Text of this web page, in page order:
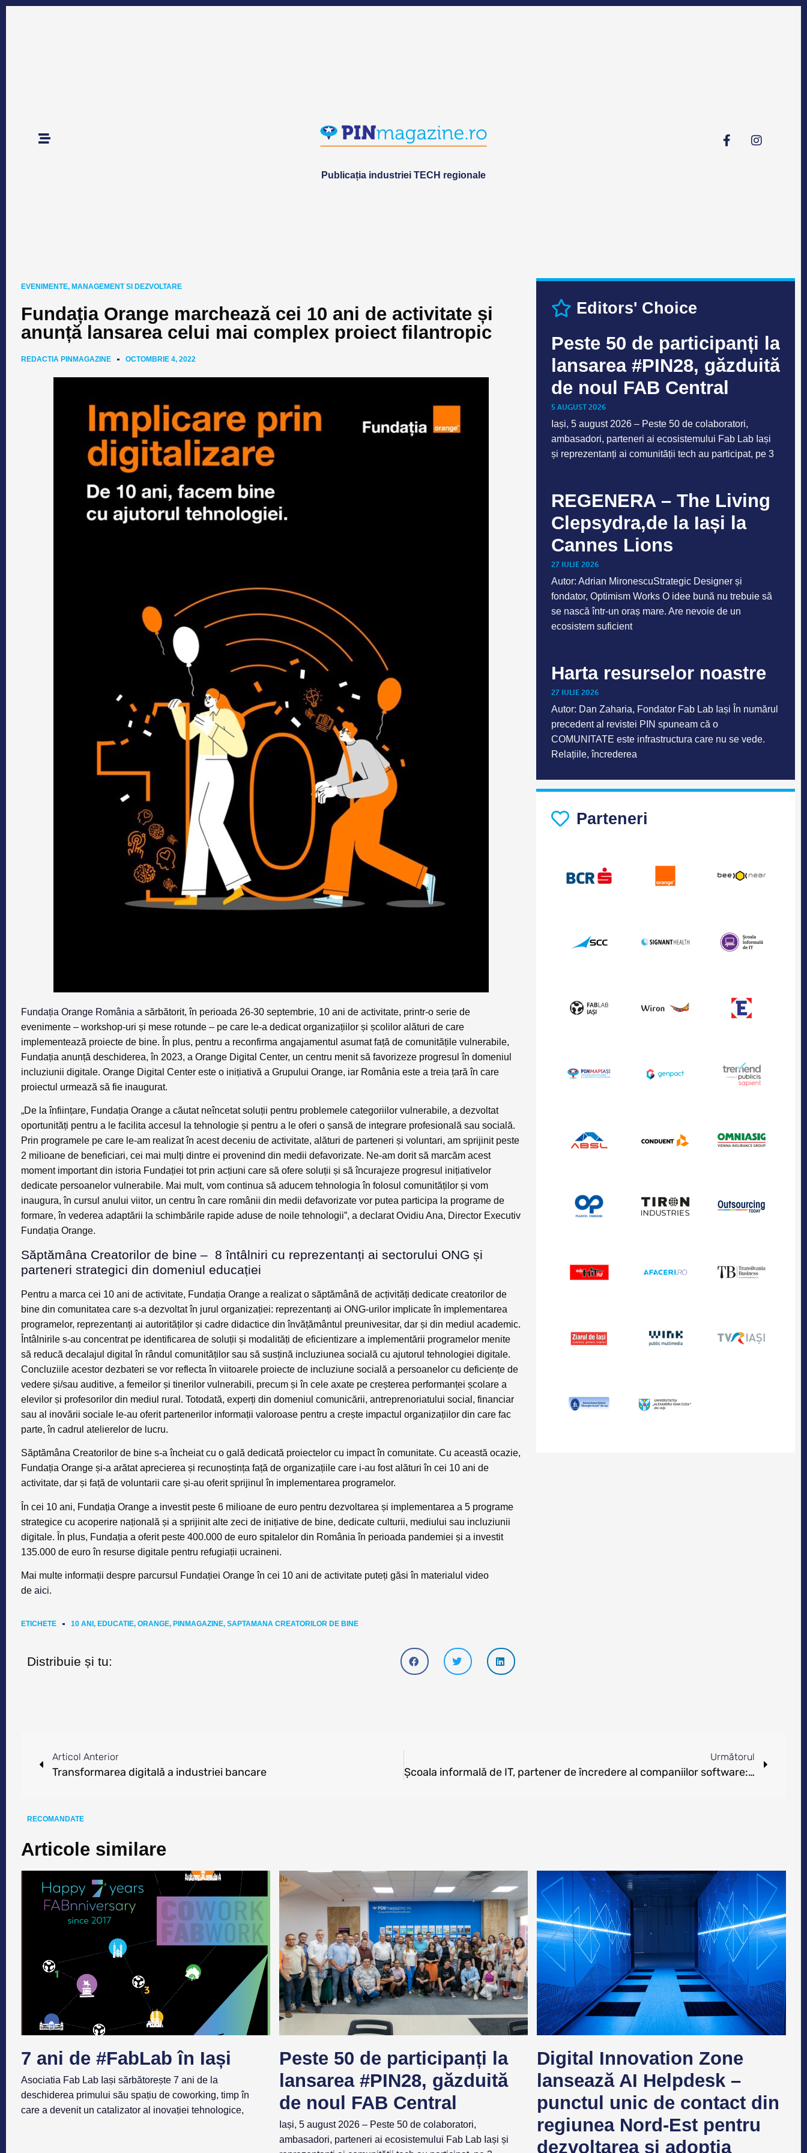
Publicația industriei TECH regionale
EVENIMENTE, MANAGEMENT SI DEZVOLTARE
Fundația Orange marchează cei 10 ani de activitate și
anunță lansarea celui mai complex proiect filantropic
REDACTIA PINMAGAZINE OCTOMBRIE 4, 2022
Fundația Orange România a sărbătorit, în perioada 26-30 septembrie, 10 ani de activitate, printr-o serie de
evenimente – workshop-uri și mese rotunde – pe care le-a dedicat organizațiilor și școlilor alături de care
implementează proiecte de bine. În plus, pentru a reconfirma angajamentul asumat față de comunitățile vulnerabile,
Fundația anunță deschiderea, în 2023, a Orange Digital Center, un centru menit să favorizeze progresul în domeniul
incluziunii digitale. Orange Digital Center este o inițiativă a Grupului Orange, iar România este a treia țară în care
proiectul urmează să fie inaugurat.
„De la înființare, Fundația Orange a căutat neîncetat soluții pentru problemele categoriilor vulnerabile, a dezvoltat
oportunități pentru a le facilita accesul la tehnologie și pentru a le oferi o șansă de integrare profesională sau socială.
Prin programele pe care le-am realizat în acest deceniu de activitate, alături de parteneri și voluntari, am sprijinit peste
2 milioane de beneficiari, cei mai mulți dintre ei provenind din medii defavorizate. Ne-am dorit să marcăm acest
moment important din istoria Fundației tot prin acțiuni care să ofere soluții și să încurajeze progresul inițiativelor
dedicate persoanelor vulnerabile. Mai mult, vom continua să aducem tehnologia în folosul comunităților și vom
inaugura, în cursul anului viitor, un centru în care românii din medii defavorizate vor putea participa la programe de
formare, în vederea adaptării la schimbările rapide aduse de noile tehnologii”, a declarat Ovidiu Ana, Director Executiv
Fundația Orange.
Săptămâna Creatorilor de bine – 8 întâlniri cu reprezentanți ai sectorului ONG și
parteneri strategici din domeniul educației
Pentru a marca cei 10 ani de activitate, Fundația Orange a realizat o săptămână de acțivități dedicate creatorilor de
bine din comunitatea care s-a dezvoltat în jurul organizației: reprezentanți ai ONG-urilor implicate în implementarea
programelor, reprezentanți ai autorităților și cadre didactice din învățământul preunivesitar, dar și din mediul academic.
Întâlnirile s-au concentrat pe identificarea de soluții și modalități de eficientizare a implementării programelor menite
să reducă decalajul digital în rândul comunităților sau să susțină incluziunea socială cu ajutorul tehnologiei digitale.
Concluziile acestor dezbateri se vor reflecta în viitoarele proiecte de incluziune socială a persoanelor cu deficiențe de
vedere și/sau auditive, a femeilor și tinerilor vulnerabili, precum și în cele axate pe creșterea performanței școlare a
elevilor și profesorilor din mediul rural. Totodată, experți din domeniul comunicării, antreprenoriatului social, financiar
sau al inovării sociale le-au oferit partenerilor informații valoroase pentru a crește impactul organizațiilor din care fac
parte, în cadrul atelierelor de lucru.
Săptămâna Creatorilor de bine s-a încheiat cu o gală dedicată proiectelor cu impact în comunitate. Cu această ocazie,
Fundația Orange și-a arătat aprecierea și recunoștința față de organizațiile care i-au fost alături în cei 10 ani de
activitate, dar și față de voluntarii care și-au oferit sprijinul în implementarea programelor.
În cei 10 ani, Fundația Orange a investit peste 6 milioane de euro pentru dezvoltarea și implementarea a 5 programe
strategice cu acoperire națională și a sprijinit alte zeci de inițiative de bine, dedicate culturii, mediului sau incluziunii
digitale. În plus, Fundația a oferit peste 400.000 de euro spitalelor din România în perioada pandemiei și a investit
135.000 de euro în resurse digitale pentru refugiații ucraineni.
Mai multe informații despre parcursul Fundației Orange în cei 10 ani de activitate puteți găsi în materialul video
de aici.
ETICHETE 10 ANI , EDUCATIE, ORANGE, PINMAGAZINE, SAPTAMANA CREATORILOR DE BINE
Distribuie și tu:
Editors' Choice
Peste 50 de participanți la
lansarea #PIN28, găzduită
de noul FAB Central
5 AUGUST 2026
Iași, 5 august 2026 – Peste 50 de colaboratori,
ambasadori, parteneri ai ecosistemului Fab Lab Iași
și reprezentanți ai comunității tech au participat, pe 3
REGENERA – The Living
Clepsydra,de la Iași la
Cannes Lions
27 IULIE 2026
Autor: Adrian MironescuStrategic Designer și
fondator, Optimism Works O idee bună nu trebuie să
se nască într-un oraș mare. Are nevoie de un
ecosistem suficient
Harta resurselor noastre
27 IULIE 2026
Autor: Dan Zaharia, Fondator Fab Lab Iași În numărul
precedent al revistei PIN spuneam că o
COMUNITATE este infrastructura care nu se vede.
Relațiile, încrederea
Parteneri
Articol Anterior
Transformarea digitală a industriei bancare
Următorul
Școala informală de IT, partener de încredere al companiilor software: reprezentanții firmelor IT au stat față în față cu absolvenții, la Community Day Iași
RECOMANDATE
Articole similare
7 ani de #FabLab în Iași
Asociatia Fab Lab Iași sărbătorește 7 ani de la
deschiderea primului său spațiu de coworking, timp în
care a devenit un catalizator al inovației tehnologice,
Peste 50 de participanți la
lansarea #PIN28, găzduită
de noul FAB Central
Iași, 5 august 2026 – Peste 50 de colaboratori,
ambasadori, parteneri ai ecosistemului Fab Lab Iași și
Digital Innovation Zone
lansează AI Helpdesk –
punctul unic de contact din
regiunea Nord-Est pentru
dezvoltarea și adopția